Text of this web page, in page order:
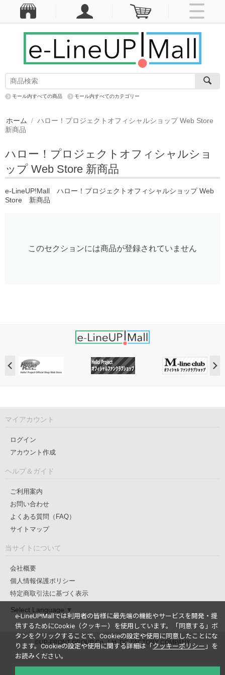
モール内すべての商品 モール内すべてのカテゴリー
ホーム / ハロー！プロジェクトオフィシャルショップ Web Store
新商品
ハロー！プロジェクトオフィシャルショ
ップ Web Store 新商品
e-LineUP!Mall ハロー！プロジェクトオフィシャルショップ Web
Store 新商品
このセクションには商品が登録されていません
マイアカウント
ログイン
アカウント作成
ヘルプ＆ガイド
ご利用案内
お問い合わせ
よくある質問（FAQ）
サイトマップ
当サイトについて
会社概要
個人情報保護ポリシー
特定商取引法に基づく表示
Select Language ▼
©UP-FRONT GROUP Co., Ltd. DC-FACTORY COMPANY
e-LineUP!Mallでは利用者の皆様に最先端の機能やサービスを開発・提
供するためにCookie（クッキー）を使用しています。
「同意する」ボ
タンをクリックすることで、Cookieの設定や使用に同意したことにな
ります。Cookieの設定や使用に関する詳細は「 クッキーポリシー 」を
お読みください。